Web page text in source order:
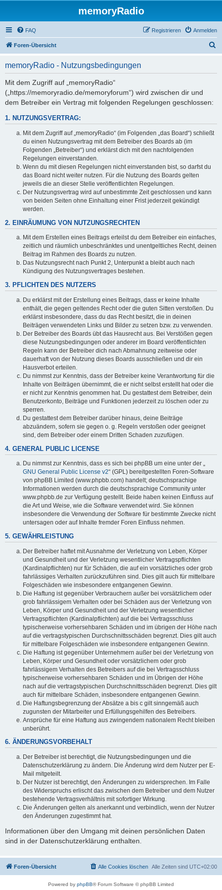
memoryRadio
FAQ Anmelden
Registrieren
Foren-Übersicht
memoryRadio - Nutzungsbedingungen
Mit dem Zugriff auf „memoryRadio“
(„https://memoryradio.de/memoryforum“) wird zwischen dir und
dem Betreiber ein Vertrag mit folgenden Regelungen geschlossen:
1. NUTZUNGSVERTRAG:
Mit dem Zugriff auf „memoryRadio“ (im Folgenden „das Board“) schließt
du einen Nutzungsvertrag mit dem Betreiber des Boards ab (im
Folgenden „Betreiber“) und erklärst dich mit den nachfolgenden
Regelungen einverstanden.
Wenn du mit diesen Regelungen nicht einverstanden bist, so darfst du
das Board nicht weiter nutzen. Für die Nutzung des Boards gelten
jeweils die an dieser Stelle veröffentlichten Regelungen.
Der Nutzungsvertrag wird auf unbestimmte Zeit geschlossen und kann
von beiden Seiten ohne Einhaltung einer Frist jederzeit gekündigt
werden.
2. EINRÄUMUNG VON NUTZUNGSRECHTEN
Mit dem Erstellen eines Beitrags erteilst du dem Betreiber ein einfaches,
zeitlich und räumlich unbeschränktes und unentgeltliches Recht, deinen
Beitrag im Rahmen des Boards zu nutzen.
Das Nutzungsrecht nach Punkt 2, Unterpunkt a bleibt auch nach
Kündigung des Nutzungsvertrages bestehen.
3. PFLICHTEN DES NUTZERS
Du erklärst mit der Erstellung eines Beitrags, dass er keine Inhalte
enthält, die gegen geltendes Recht oder die guten Sitten verstoßen. Du
erklärst insbesondere, dass du das Recht besitzt, die in deinen
Beiträgen verwendeten Links und Bilder zu setzen bzw. zu verwenden.
Der Betreiber des Boards übt das Hausrecht aus. Bei Verstößen gegen
diese Nutzungsbedingungen oder anderer im Board veröffentlichten
Regeln kann der Betreiber dich nach Abmahnung zeitweise oder
dauerhaft von der Nutzung dieses Boards ausschließen und dir ein
Hausverbot erteilen.
Du nimmst zur Kenntnis, dass der Betreiber keine Verantwortung für die
Inhalte von Beiträgen übernimmt, die er nicht selbst erstellt hat oder die
er nicht zur Kenntnis genommen hat. Du gestattest dem Betreiber, dein
Benutzerkonto, Beiträge und Funktionen jederzeit zu löschen oder zu
sperren.
Du gestattest dem Betreiber darüber hinaus, deine Beiträge
abzuändern, sofern sie gegen o. g. Regeln verstoßen oder geeignet
sind, dem Betreiber oder einem Dritten Schaden zuzufügen.
4. GENERAL PUBLIC LICENSE
Du nimmst zur Kenntnis, dass es sich bei phpBB um eine unter der „
GNU General Public License v2“ (GPL) bereitgestellten Foren-Software
von phpBB Limited (www.phpbb.com) handelt; deutschsprachige
Informationen werden durch die deutschsprachige Community unter
www.phpbb.de zur Verfügung gestellt. Beide haben keinen Einfluss auf
die Art und Weise, wie die Software verwendet wird. Sie können
insbesondere die Verwendung der Software für bestimmte Zwecke nicht
untersagen oder auf Inhalte fremder Foren Einfluss nehmen.
5. GEWÄHRLEISTUNG
Der Betreiber haftet mit Ausnahme der Verletzung von Leben, Körper
und Gesundheit und der Verletzung wesentlicher Vertragspflichten
(Kardinalpflichten) nur für Schäden, die auf ein vorsätzliches oder grob
fahrlässiges Verhalten zurückzuführen sind. Dies gilt auch für mittelbare
Folgeschäden wie insbesondere entgangenen Gewinn.
Die Haftung ist gegenüber Verbrauchern außer bei vorsätzlichem oder
grob fahrlässigem Verhalten oder bei Schäden aus der Verletzung von
Leben, Körper und Gesundheit und der Verletzung wesentlicher
Vertragspflichten (Kardinalpflichten) auf die bei Vertragsschluss
typischerweise vorhersehbaren Schäden und im übrigen der Höhe nach
auf die vertragstypischen Durchschnittsschäden begrenzt. Dies gilt auch
für mittelbare Folgeschäden wie insbesondere entgangenen Gewinn.
Die Haftung ist gegenüber Unternehmern außer bei der Verletzung von
Leben, Körper und Gesundheit oder vorsätzlichem oder grob
fahrlässigem Verhalten des Betreibers auf die bei Vertragsschluss
typischerweise vorhersehbaren Schäden und im Übrigen der Höhe
nach auf die vertragstypischen Durchschnittsschäden begrenzt. Dies gilt
auch für mittelbare Schäden, insbesondere entgangenen Gewinn.
Die Haftungsbegrenzung der Absätze a bis c gilt sinngemäß auch
zugunsten der Mitarbeiter und Erfüllungsgehilfen des Betreibers.
Ansprüche für eine Haftung aus zwingendem nationalem Recht bleiben
unberührt.
6. ÄNDERUNGSVORBEHALT
Der Betreiber ist berechtigt, die Nutzungsbedingungen und die
Datenschutzerklärung zu ändern. Die Änderung wird dem Nutzer per E-
Mail mitgeteilt.
Der Nutzer ist berechtigt, den Änderungen zu widersprechen. Im Falle
des Widerspruchs erlischt das zwischen dem Betreiber und dem Nutzer
bestehende Vertragsverhältnis mit sofortiger Wirkung.
Die Änderungen gelten als anerkannt und verbindlich, wenn der Nutzer
den Änderungen zugestimmt hat.
Informationen über den Umgang mit deinen persönlichen Daten
sind in der Datenschutzerklärung enthalten.
Foren-Übersicht Alle Zeiten sind UTC+02:00
Alle Cookies löschen
Powered by phpBB® Forum Software © phpBB Limited